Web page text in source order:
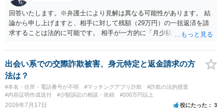
の内部事情は、私に対する返還義務の発生や履行時期には何ら影響を
及ぼすものではありません。 これ以上、本件の解決を不必要に遅延さ
せることなく、誠意をもって速やかに返金手続を履行されるよう、強
く求めます。 以上
回答いたします。※弁護士により見解は異なる可能性があります。 結
論から申し上げますと、相手に対して残額（29万円）の一括返済を請
求することは法的に可能です。 相手が一方的に「月少額ずつ返す」と
は成立していません。当初の返済期日も過ぎているため、一括返済を
求める権利があります。 具体的には、以下の手順で進めるのが効果的
です。 分割拒否と一括請求の通知：PayPayのメッセージ等で「分割
払いには同意していないため、残額の一括払いを求める」旨を明確に
伝えます。 相手の本名・住所の確認：応じない場合に法的手段（少額
訴訟など）をとるには、相手の身元が必要です。分からない場合は、
出会い系での交際詐欺被害、身元特定と返金請求の方
法は？
#本名・住所・電話番号が不明 #マッチングアプリ詐欺
#詐欺の法的措置
#内容証明作成送付
#少額訴訟の相談・依頼 #200万円以上
2026年7月17日 役にたった 3